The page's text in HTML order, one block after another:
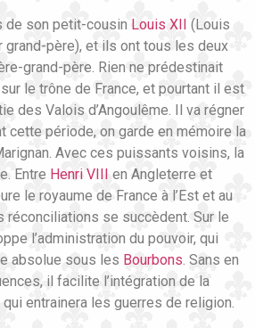
de son petit-cousin Louis XII (Louis
grand-père), et ils ont tous les deux
grand-père. Rien ne prédestinait
le trône de France, et pourtant il est
des Valois d’Angoulême. Il va régner
cette période, on garde en mémoire la
Avec ces puissants voisins, la
Entre Henri VIII en Angleterre et
le royaume de France à l’Est et au
réconciliations se succèdent. Sur le
l’administration du pouvoir, qui
absolue sous les Bourbons. Sans en
il facilite l’intégration de la
entrainera les guerres de religion.